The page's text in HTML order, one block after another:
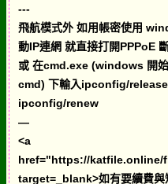
---
飛航模式外 如用帳密使用
動IP連網 就直接打開PPPoE
或 在cmd.exe (windows 開
cmd) 下輸入ipconfig/release
ipconfig/renew
—
<a
href="https://katfile.online/
target=_blank>如有要續費與